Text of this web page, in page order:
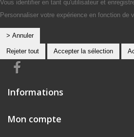
Vous identifier en tant qu'utilisateur et
Personnaliser votre expérience en fonction de
> Annuler
Rejeter tout Accepter la sélection
Informations
Mon compte